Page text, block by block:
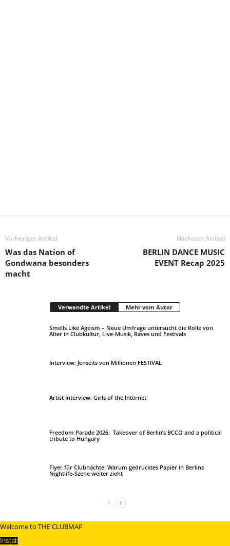
Vorheriger Artikel
Was das Nation of
Gondwana besonders
macht
Nächster Artikel
BERLIN DANCE MUSIC
EVENT Recap 2025
Verwandte Artikel Mehr vom Autor
Smells Like Ageism – Neue Umfrage untersucht die Rolle von
Alter in Clubkultur, Live-Musik, Raves und Festivals
Interview: Jenseits von Millionen FESTIVAL
Artist Interview: Girls of the Internet
Freedom Parade 2026: Takeover of Berlin’s BCCO and a political
tribute to Hungary
Flyer für Clubnächte: Warum gedrucktes Papier in Berlins
Nightlife-Szene weiter zieht
Welcome to THE CLUBMAP
Install